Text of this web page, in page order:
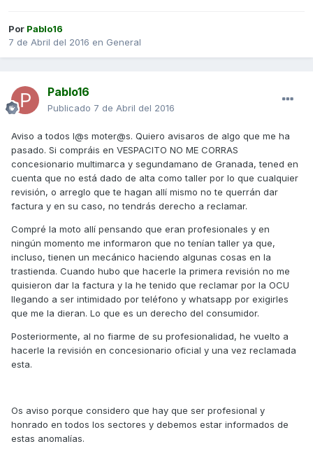
Por Pablo16
7 de Abril del 2016 en General
Pablo16
Publicado 7 de Abril del 2016
Aviso a todos l@s moter@s. Quiero avisaros de algo que me ha
pasado. Si compráis en VESPACITO NO ME CORRAS
concesionario multimarca y segundamano de Granada, tened en
cuenta que no está dado de alta como taller por lo que cualquier
revisión, o arreglo que te hagan allí mismo no te querrán dar
factura y en su caso, no tendrás derecho a reclamar.
Compré la moto allí pensando que eran profesionales y en
ningún momento me informaron que no tenían taller ya que,
incluso, tienen un mecánico haciendo algunas cosas en la
trastienda. Cuando hubo que hacerle la primera revisión no me
quisieron dar la factura y la he tenido que reclamar por la OCU
llegando a ser intimidado por teléfono y whatsapp por exigirles
que me la dieran. Lo que es un derecho del consumidor.
Posteriormente, al no fiarme de su profesionalidad, he vuelto a
hacerle la revisión en concesionario oficial y una vez reclamada
esta.
Os aviso porque considero que hay que ser profesional y
honrado en todos los sectores y debemos estar informados de
estas anomalías.